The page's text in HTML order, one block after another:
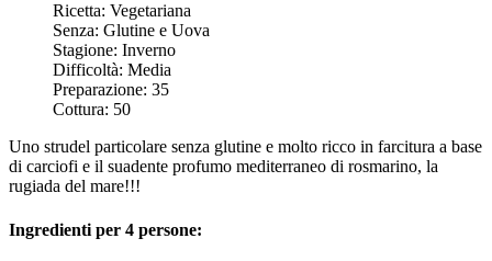
Ricetta: Vegetariana
Senza: Glutine e Uova
Stagione: Inverno
Difficoltà: Media
Preparazione: 35
Cottura: 50
Uno strudel particolare senza glutine e molto ricco in farcitura a base
di carciofi e il suadente profumo mediterraneo di rosmarino, la
rugiada del mare!!!
Ingredienti per 4 persone: